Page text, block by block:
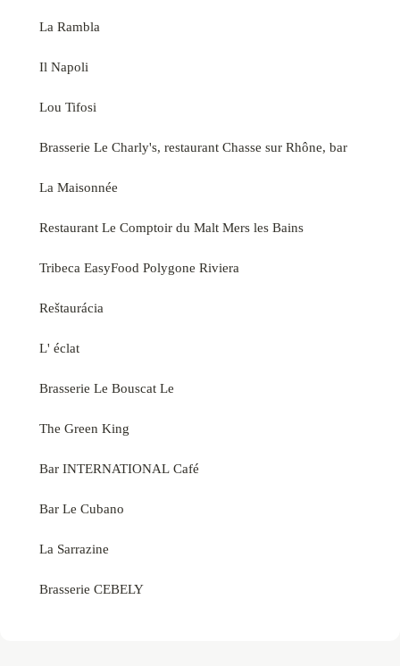
La Rambla
Il Napoli
Lou Tifosi
Brasserie Le Charly's, restaurant Chasse sur Rhône, bar
La Maisonnée
Restaurant Le Comptoir du Malt Mers les Bains
Tribeca EasyFood Polygone Riviera
Reštaurácia
L' éclat
Brasserie Le Bouscat Le
The Green King
Bar INTERNATIONAL Café
Bar Le Cubano
La Sarrazine
Brasserie CEBELY